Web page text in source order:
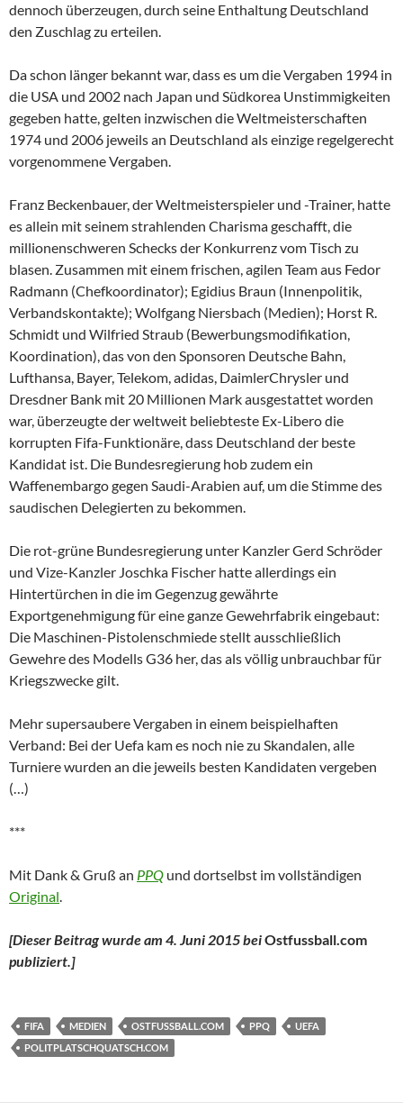
dennoch überzeugen, durch seine Enthaltung Deutschland
den Zuschlag zu erteilen.
Da schon länger bekannt war, dass es um die Vergaben 1994 in
die USA und 2002 nach Japan und Südkorea Unstimmigkeiten
gegeben hatte, gelten inzwischen die Weltmeisterschaften
1974 und 2006 jeweils an Deutschland als einzige regelgerecht
vorgenommene Vergaben.
Franz Beckenbauer, der Weltmeisterspieler und -Trainer, hatte
es allein mit seinem strahlenden Charisma geschafft, die
millionenschweren Schecks der Konkurrenz vom Tisch zu
blasen. Zusammen mit einem frischen, agilen Team aus Fedor
Radmann (Chefkoordinator); Egidius Braun (Innenpolitik,
Verbandskontakte); Wolfgang Niersbach (Medien); Horst R.
Schmidt und Wilfried Straub (Bewerbungsmodifikation,
Koordination), das von den Sponsoren Deutsche Bahn,
Lufthansa, Bayer, Telekom, adidas, DaimlerChrysler und
Dresdner Bank mit 20 Millionen Mark ausgestattet worden
war, überzeugte der weltweit beliebteste Ex-Libero die
korrupten Fifa-Funktionäre, dass Deutschland der beste
Kandidat ist. Die Bundesregierung hob zudem ein
Waffenembargo gegen Saudi-Arabien auf, um die Stimme des
saudischen Delegierten zu bekommen.
Die rot-grüne Bundesregierung unter Kanzler Gerd Schröder
und Vize-Kanzler Joschka Fischer hatte allerdings ein
Hintertürchen in die im Gegenzug gewährte
Exportgenehmigung für eine ganze Gewehrfabrik eingebaut:
Die Maschinen-Pistolenschmiede stellt ausschließlich
Gewehre des Modells G36 her, das als völlig unbrauchbar für
Kriegszwecke gilt.
Mehr supersaubere Vergaben in einem beispielhaften
Verband: Bei der Uefa kam es noch nie zu Skandalen, alle
Turniere wurden an die jeweils besten Kandidaten vergeben
(…)
***
Mit Dank & Gruß an PPQ und dortselbst im vollständigen
Original.
[Dieser Beitrag wurde am 4. Juni 2015 beiOstfussball.com
publiziert.]
FIFA MEDIEN OSTFUSSBALL.COM PPQ
UEFA
POLITPLATSCHQUATSCH.COM